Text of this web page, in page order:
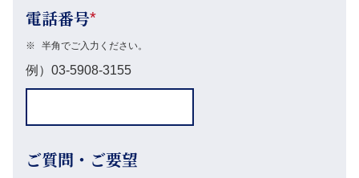
電話番号*
※ 半角でご入力ください。
例）03-5908-3155
ご質問・ご要望